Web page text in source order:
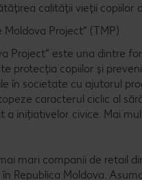
calității vieții copiilor
Project” (TMP)
Project” este una dintre
protecția copiilor și
în societate cu ajutorul
caracterul ciclic al
inițiativelor civice. Mai
mari companii de retail
Republica Moldova.